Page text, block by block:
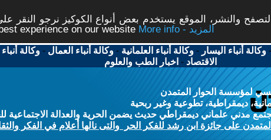
والنشر، الموقع يستخدم بعض أنواع الكوكيز نرجو النقر
experience on our website
More info - المزيد
-وكالة أنباء اليسار -وكالة أنباء العلمانية -وكالة أنباء العمال -وكالة
الاقتصاد - اخبار الطب والعلوم
لمؤسسة الحوار المتمدن
ديمقراطية، تطوعية وغير ربحية
مدني علماني ديمقراطي حديث يضمن الحرية والعدالة الاجتماعية
على جائزة ابن رشد للفكر الحر والتى نالها أعلام في الفكر